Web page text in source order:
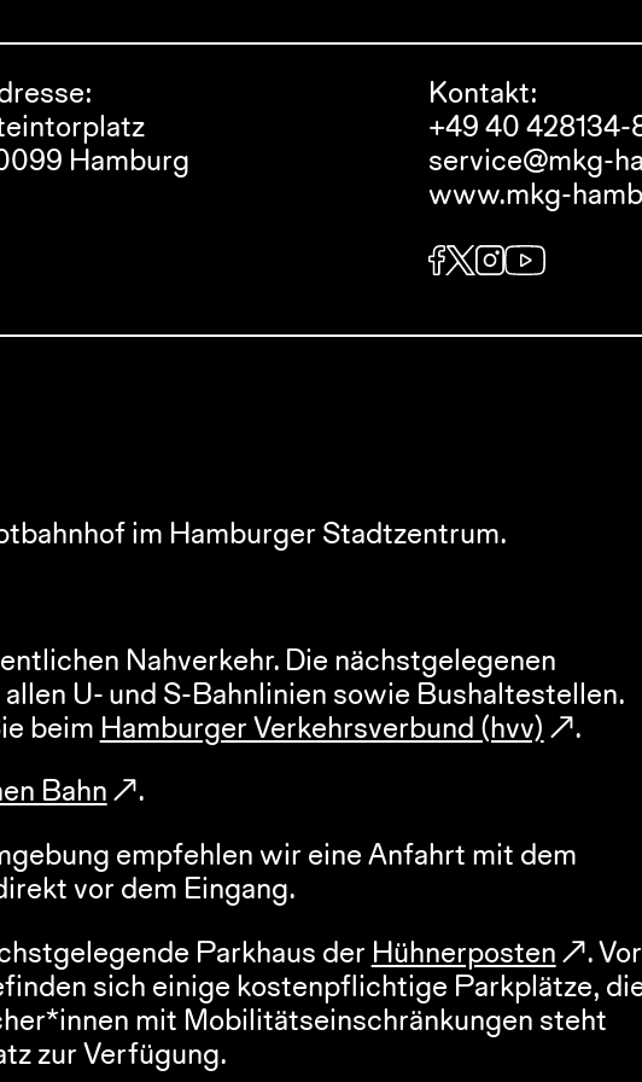
Hamburg
Kontakt:
+49 40 428134-
service@mkg-
www.mkg-
im Hamburger Stadtzentrum.
Nahverkehr. Die nächstgelegenen
U- und S-Bahnlinien sowie Bushaltestellen.
beim Hamburger Verkehrsverbund (hvv)
.
Bahn
.
empfehlen wir eine Anfahrt mit dem
vor dem Eingang.
Parkhaus der Hühnerposten
. Vor
sich einige kostenpflichtige Parkplätze,
mit Mobilitätseinschränkungen steht
zur Verfügung.